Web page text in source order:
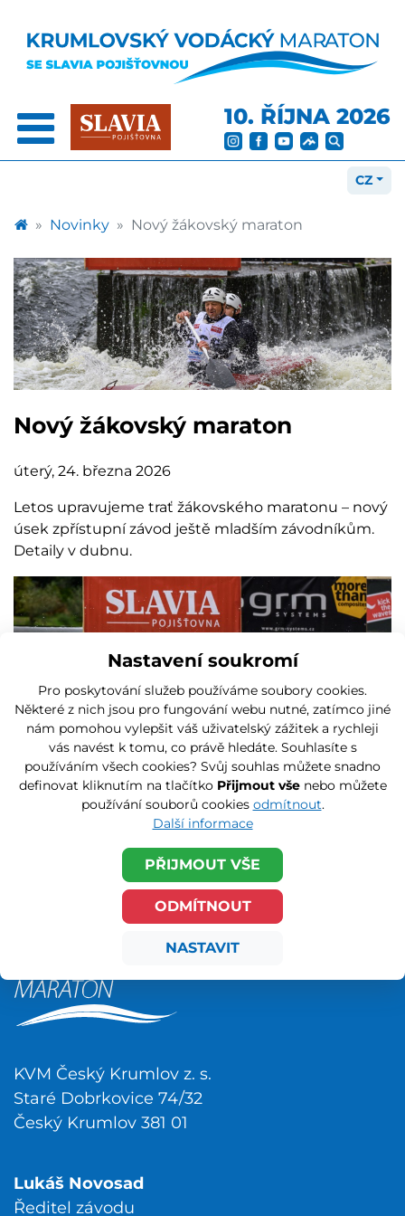
Nastavení soukromí
Pro poskytování služeb používáme soubory cookies.
Některé z nich jsou pro fungování webu nutné, zatímco jiné
nám pomohou vylepšit váš uživatelský zážitek a rychleji
vás navést k tomu, co právě hledáte. Souhlasíte s
používáním všech cookies? Svůj souhlas můžete snadno
definovat kliknutím na tlačítko Přijmout všenebo můžete
používání souborů cookies odmítnout.
Další informace
PŘIJMOUT VŠE
ODMÍTNOUT
NASTAVIT
10. ŘÍJNA 2026
CZ
Novinky Nový žákovský maraton
Nový žákovský maraton
úterý, 24. března 2026
Letos upravujeme trať žákovského maratonu – nový
úsek zpřístupní závod ještě mladším závodníkům.
Detaily v dubnu.
KVM Český Krumlov z. s.
Staré Dobrkovice 74/32
Český Krumlov 381 01
Lukáš Novosad
Ředitel závodu